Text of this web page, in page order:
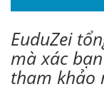
EuduZei
mà xác
tham khảo